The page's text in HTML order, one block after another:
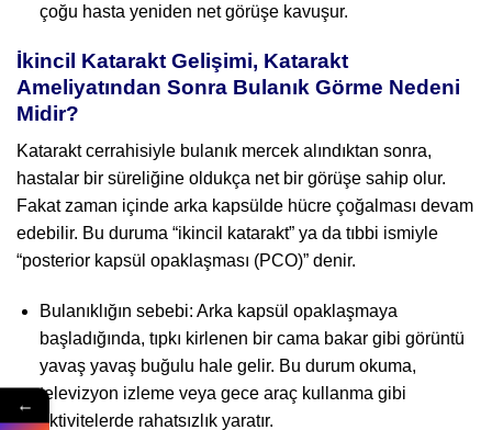
çoğu hasta yeniden net görüşe kavuşur.
İkincil Katarakt Gelişimi, Katarakt
Ameliyatından Sonra Bulanık Görme Nedeni
Midir?
Katarakt cerrahisiyle bulanık mercek alındıktan sonra,
hastalar bir süreliğine oldukça net bir görüşe sahip olur.
Fakat zaman içinde arka kapsülde hücre çoğalması devam
edebilir. Bu duruma “ikincil katarakt” ya da tıbbi ismiyle
“posterior kapsül opaklaşması (PCO)” denir.
Bulanıklığın sebebi: Arka kapsül opaklaşmaya
başladığında, tıpkı kirlenen bir cama bakar gibi görüntü
yavaş yavaş buğulu hale gelir. Bu durum okuma,
televizyon izleme veya gece araç kullanma gibi
aktivitelerde rahatsızlık yaratır.
←